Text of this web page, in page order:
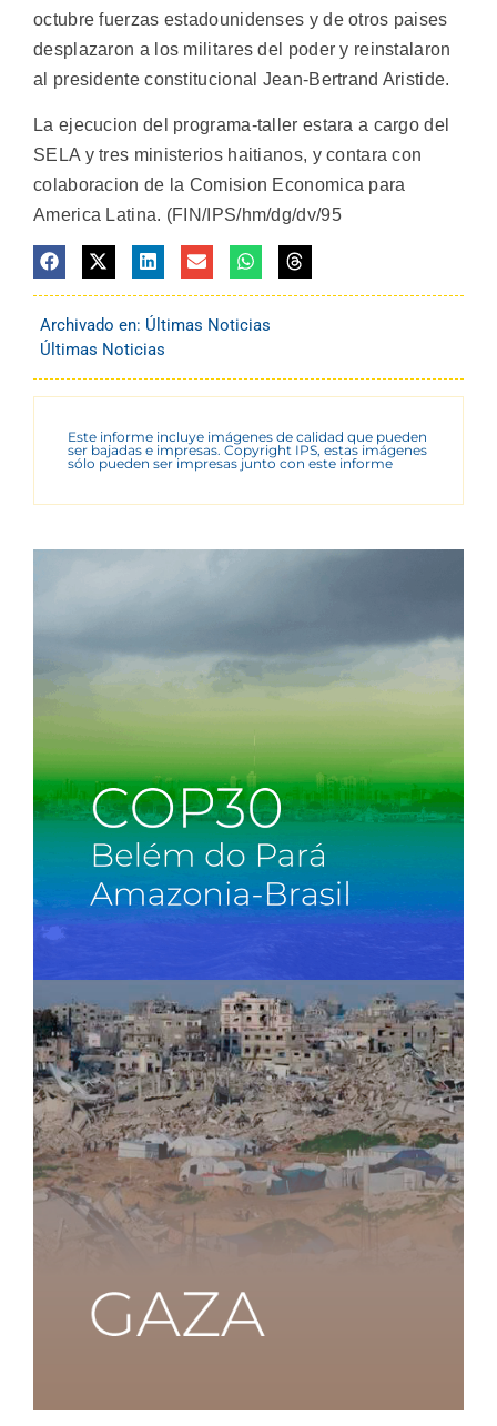
octubre fuerzas estadounidenses y de otros paises
desplazaron a los militares del poder y reinstalaron
al presidente constitucional Jean-Bertrand Aristide.
La ejecucion del programa-taller estara a cargo del
SELA y tres ministerios haitianos, y contara con
colaboracion de la Comision Economica para
America Latina. (FIN/IPS/hm/dg/dv/95
Archivado en: Últimas Noticias
Últimas Noticias
Este informe incluye imágenes de calidad que pueden
ser bajadas e impresas. Copyright IPS, estas imágenes
sólo pueden ser impresas junto con este informe